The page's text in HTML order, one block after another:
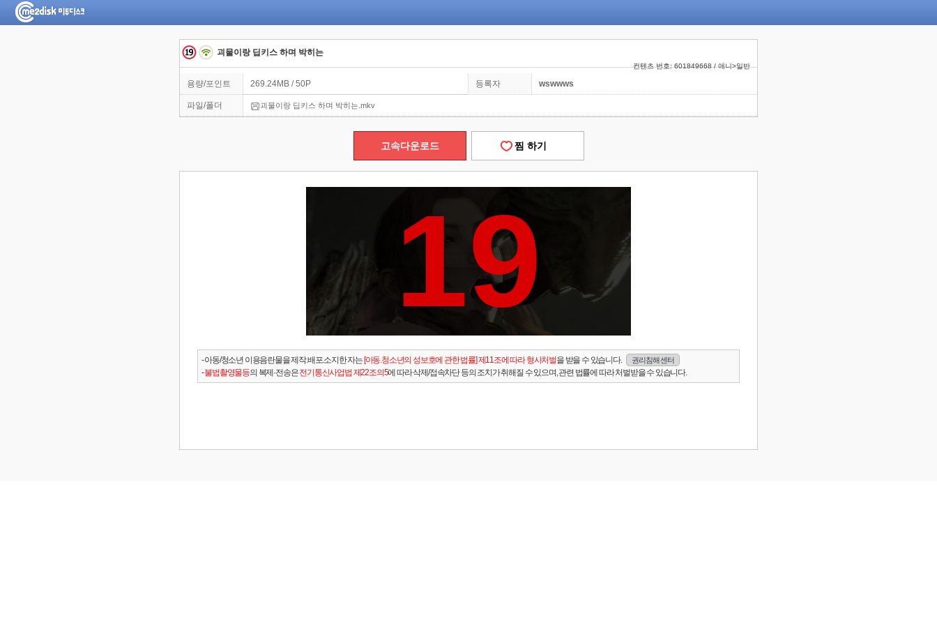
괴물이랑 딥키스 하며 박히는
컨텐츠 번호: 601849668 / 애니>일반
용량/포인트 269.24MB / 50P 등록자 wswwws
파일/폴더 괴물이랑 딥키스 하며 박히는.mkv
고속다운로드 찜 하기
19
- 아동/청소년 이용음란물을 제작.배포.소지한 자는[아동.청소년의 성보호에 관한 법률] 제11조에 따라 형사처벌을 받을 수 있습니다. 권리침해 센터
-불법촬영물등의 복제·전송은전기통신사업법 제22조의5에 따라 삭제/접속차단 등의 조치가 취해질 수 있으며, 관련 법률에 따라 처벌받을 수 있습니다.